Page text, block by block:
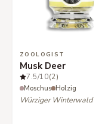
ZOOLOGIST
Musk Deer
7.5/10(2)
Moschus Holzig
Würziger Winterwald